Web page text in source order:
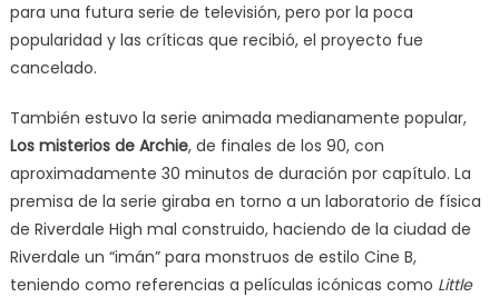
para una futura serie de televisión, pero por la poca
popularidad y las críticas que recibió, el proyecto fue
cancelado.
También estuvo la serie animada medianamente popular,
Los misterios de Archie, de finales de los 90, con
aproximadamente 30 minutos de duración por capítulo. La
premisa de la serie giraba en torno a un laboratorio de física
de Riverdale High mal construido, haciendo de la ciudad de
Riverdale un “imán” para monstruos de estilo Cine B,
teniendo como referencias a películas icónicas como Little